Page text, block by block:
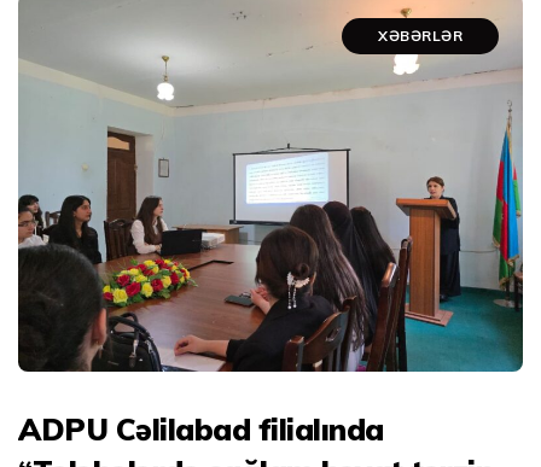
XƏBƏRLƏR
ADPU Cəlilabad filialında